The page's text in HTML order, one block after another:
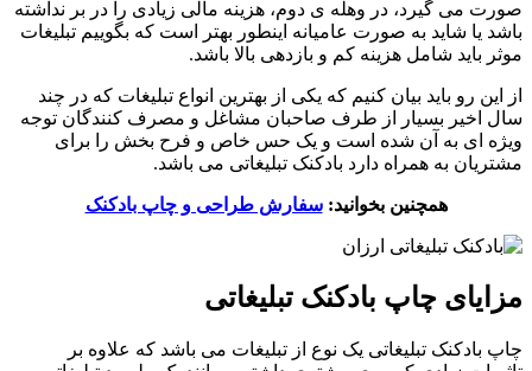
صورت می گیرد، در وهله ی دوم، هزینه مالی زیادی را در بر نداشته
باشد یا شاید به صورت عامیانه اینطور بهتر است که بگوییم تبلیغات
موثر باید شامل هزینه کم و بازدهی بالا باشد.
از این رو باید بیان کنیم که یکی از بهترین انواع تبلیغات که در چند
سال اخیر بسیار از طرف صاحبان مشاغل و مصرف کنندگان توجه
ویژه ای به آن شده است و یک حس خاص و فرح بخش را برای
مشتریان به همراه دارد بادکنک تبلیغاتی می باشد.
همچنین بخوانید:سفارش طراحی و چاپ بادکنک
مزایای چاپ بادکنک تبلیغاتی
چاپ بادکنک تبلیغاتی یک نوع از تبلیغات می باشد که علاوه بر